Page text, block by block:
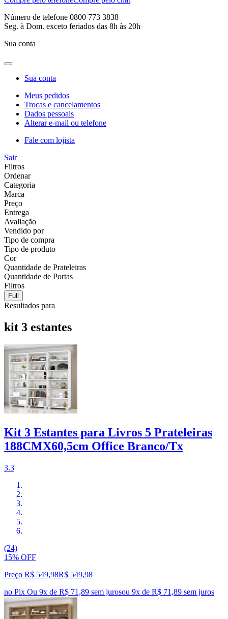
Número de telefone 0800 773 3838
Seg. à Dom. exceto feriados das 8h às 20h
Sua conta
Sua conta
Meus pedidos
Trocas e cancelamentos
Dados pessoais
Alterar e-mail ou telefone
Fale com lojista
Sair
Filtros
Ordenar
Categoria
Marca
Preço
Entrega
Avaliação
Vendido por
Tipo de compra
Tipo de produto
Cor
Quantidade de Prateleiras
Quantidade de Portas
Filtros
Full
Resultados para
kit 3 estantes
Kit 3 Estantes para Livros 5 Prateleiras
188CMX60,5cm Office Branco/Tx
3.3
(24)
15% OFF
Preço R$ 549,98R$ 549,98
no Pix Ou 9x de R$ 71,89 sem jurosou 9x de R$ 71,89 sem juros